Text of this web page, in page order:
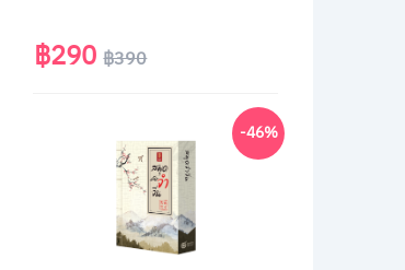
ที่มาพร้อมกับการคัดกรองเนื้อหาแยก
ตามสนามสอบ และแบบฝึกหัดทบทวน
฿290฿390
-46%